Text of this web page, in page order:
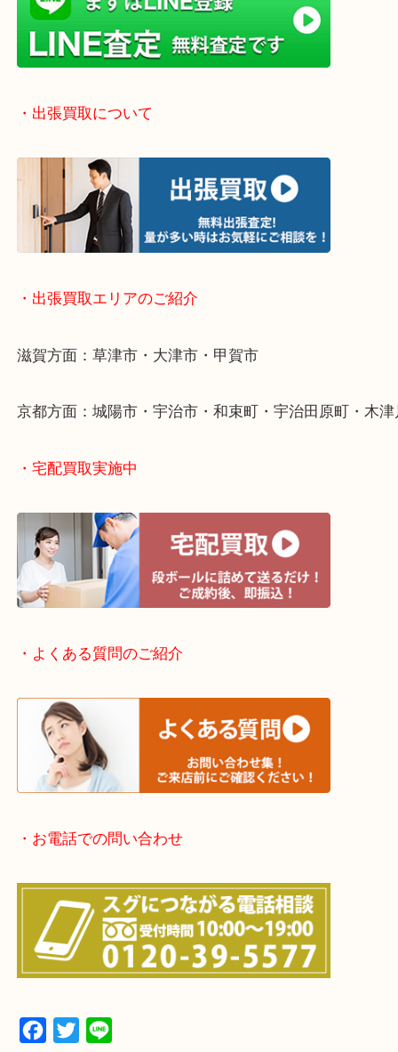
気になるご不用品はまずはお気軽にご依頼をお寄せ
い！
・出張買取エリアのご紹介
滋賀方面：草津市・大津市・甲賀市
京都方面：城陽市・宇治市・和束町・宇治田原町・
・宅配買取実施中
・よくある質問のご紹介